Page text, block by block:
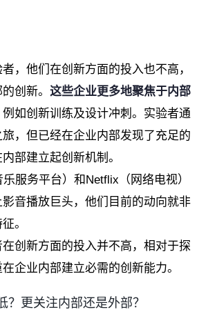
，他们在创新方面的投入也不高，
创新。 这些企业更多地聚焦于内部
例如创新训练及设计冲刺。实验者通
，但已经在企业内部发现了充足的
部建立起创新机制。
乐服务平台）和 Netflix （网络电视）
音播放巨头，他们目前的动向就非
。
创新方面的投入并不高，相对于探
企业内部建立必需的创新能力。
？更关注内部还是外部？